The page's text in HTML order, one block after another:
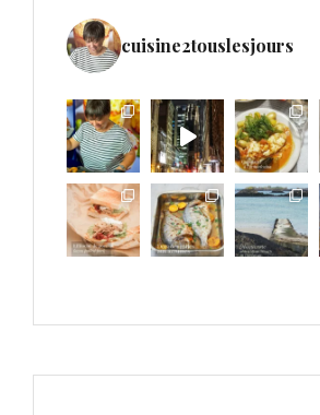
cuisine2touslesjours